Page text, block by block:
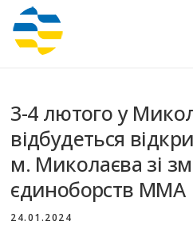
Перейти
вмісту
3-4 лютого у
відбудеться
м. Миколаєва зі
єдиноборств ММА
24.01.2024